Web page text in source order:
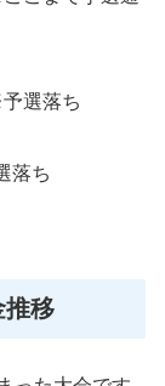
選落ち
落ち
推移